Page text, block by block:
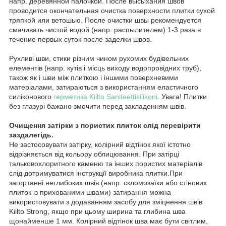
проводится окончательная очистка поверхности плитки сухой
тряпкой или ветошью. После очистки швы рекомендуется
смачивать чистой водой (напр. распылителем) 1-3 раза в
течение первых суток после заделки швов.
Рухливі шви, стики різним чином рухомих будівельних
елементів (напр. кутів і місць виходу водопровідних труб),
також як і шви між плиткою і іншими поверхневими
матеріалами, затираються з використанням еластичного
силіконового герметика Kiilto Saniteettisilikoni. Увага! Плитки
без глазурі бажано змочити перед закладенням швів.
Очищення затірки з пористих плиток слід перевірити
заздалегідь.
Не застосовувати затірку, колірний відтінок якої істотно
відрізняється від кольору облицювання. При затірці
тальковохлоритного каменю та інших пористих матеріалів
слід дотримуватися інструкції виробника плитки.При
загортанні неглибоких швів (напр. скломозаїки або стінових
плиток із прихованими швами) затирання можна
використовувати з додаванням засобу для зміцнення швів
Kiilto Strong, якщо при цьому ширина та глибина шва
щонайменше 1 мм. Колірний відтінок шва має бути світлим,